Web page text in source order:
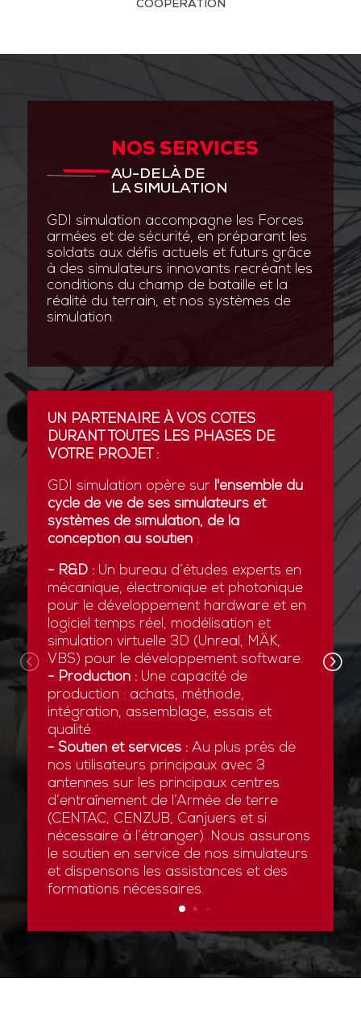
COOPÉRATION
NOS SERVICES
AU-DELÀ DE
LA SIMULATION
GDI simulation accompagne les Forces
armées et de sécurité, en préparant les
soldats aux défis actuels et futurs grâce
à des simulateurs innovants recréant les
conditions du champ de bataille et la
réalité du terrain, et nos systèmes de
simulation.
UN PARTENAIRE À VOS CÔTÉS
DURANT TOUTES LES PHASES DE
VOTRE PROJET :
GDI simulation opère sur l'ensemble du
cycle de vie de ses simulateurs et
systèmes de simulation, de la
conception au soutien:
- R&D :Un bureau d’études experts en
mécanique, électronique et photonique
pour le développement hardware et en
logiciel temps réel, modélisation et
simulation virtuelle 3D (Unreal, MÄK,
VBS) pour le développement software.
- Production :Une capacité de
production : achats, méthode,
intégration, assemblage, essais et
qualité.
- Soutien et services :Au plus près de
nos utilisateurs principaux avec 3
antennes sur les principaux centres
d’entraînement de l’Armée de terre
(CENTAC, CENZUB, Canjuers et si
nécessaire à l’étranger). Nous assurons
le soutien en service de nos simulateurs
et dispensons les assistances et des
formations nécessaires.